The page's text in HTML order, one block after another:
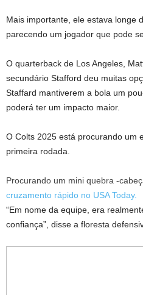
Mais importante, ele estava longe
parecendo um jogador que pode
O quarterback de Los Angeles,
secundário Stafford deu muitas
Staffard mantiverem a bola um
poderá ter um impacto maior.
O Colts 2025 está procurando um
primeira rodada.
Procurando um mini quebra -
cruzamento rápido no USA Today.
“Em nome da equipe, era
confiança”, disse a floresta